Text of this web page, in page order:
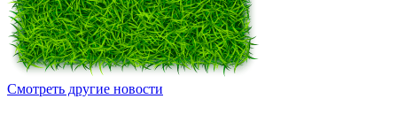
Смотреть другие новости